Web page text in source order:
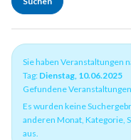
Sie haben Veranstaltungen
Tag: Dienstag, 10.06.2025
Gefundene
Es wurden keine
anderen Monat, Kategorie,
aus.